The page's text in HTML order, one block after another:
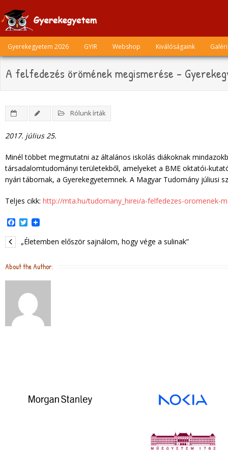
to
content
Gyerekegyetem 2026 GYIR Webshop Kiválóságaink
A felfedezés örömének megismerése –
Rólunk írták
2017. július 25.
Minél többet megmutatni az általános iskolás diákoknak
társadalomtudományi területekből, amelyeket a BME oktatói-
nyári tábornak, a Gyerekegyetemnek. A Magyar Tudomány júliusi
Teljes cikk: http://mta.hu/tudomany_hirei/a-felfedezes-oromenek-
c
e
o
o
k
T
i
t
e
r
„Életemben először sajnálom, hogy vége a sulinak”
About the Author: